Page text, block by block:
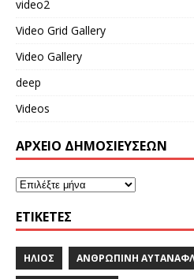
video2
Video Grid Gallery
Video Gallery
deep
Videos
ΑΡΧΕΙΟ ΔΗΜΟΣΙΕΥΣΕΩΝ
ΕΤΙΚΈΤΕΣ
ΉΛΙΟΣ ΑΝΘΡΏΠΙΝΗ